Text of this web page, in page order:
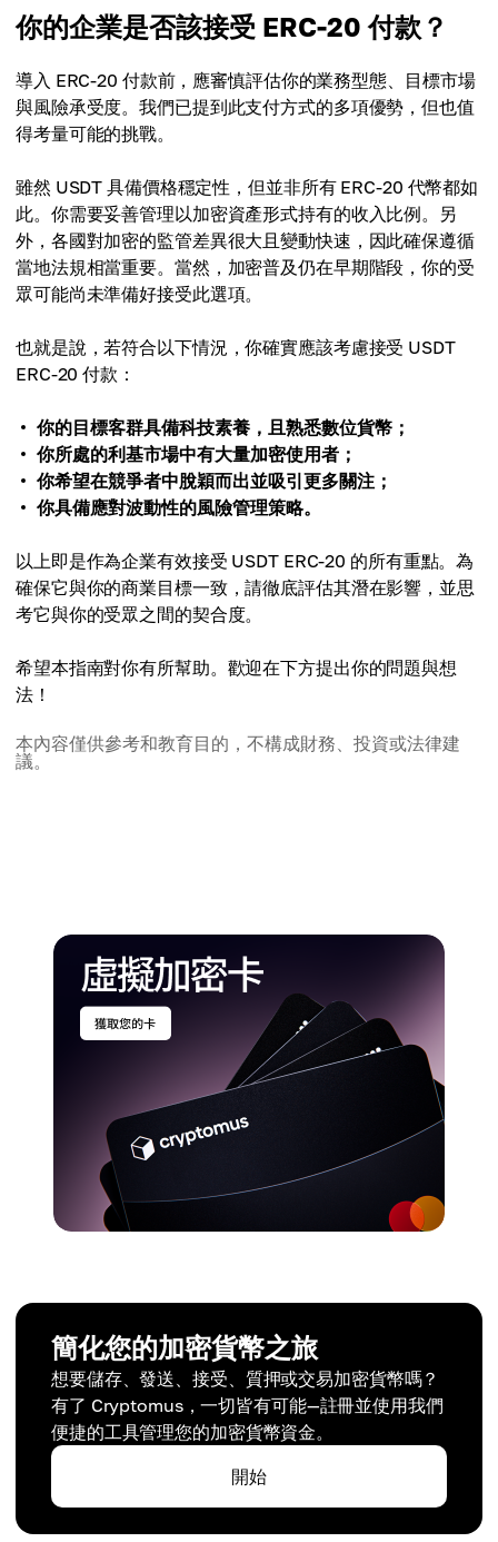
你的企業是否該接受 ERC-20 付款？
導入 ERC-20 付款前，應審慎評估你的業務型態、目標市場
與風險承受度。我們已提到此支付方式的多項優勢，但也值
得考量可能的挑戰。
雖然 USDT 具備價格穩定性，但並非所有 ERC-20 代幣都如
此。你需要妥善管理以加密資產形式持有的收入比例。另
外，各國對加密的監管差異很大且變動快速，因此確保遵循
當地法規相當重要。當然，加密普及仍在早期階段，你的受
眾可能尚未準備好接受此選項。
也就是說，若符合以下情況，你確實應該考慮接受 USDT
ERC-20 付款：
你的目標客群具備科技素養，且熟悉數位貨幣；
你所處的利基市場中有大量加密使用者；
你希望在競爭者中脫穎而出並吸引更多關注；
你具備應對波動性的風險管理策略。
以上即是作為企業有效接受 USDT ERC-20 的所有重點。為
確保它與你的商業目標一致，請徹底評估其潛在影響，並思
考它與你的受眾之間的契合度。
希望本指南對你有所幫助。歡迎在下方提出你的問題與想
法！
本內容僅供參考和教育目的，不構成財務、投資或法律建
議。
簡化您的加密貨幣之旅
想要儲存、發送、接受、質押或交易加密貨幣嗎？
有了 Cryptomus，一切皆有可能—註冊並使用我們
便捷的工具管理您的加密貨幣資金。
開始